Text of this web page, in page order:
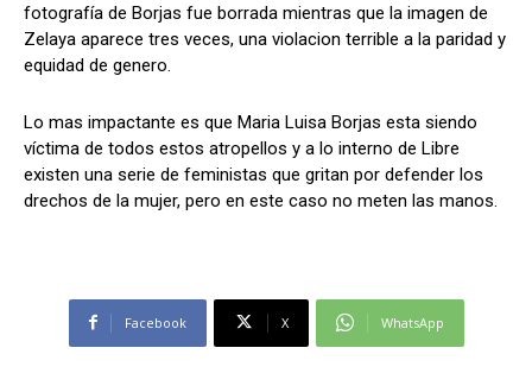
Facebook X WhatsApp
Síganos
Facebook X WhatsApp
Síganos
fotografía de Borjas fue borrada mientras que la imagen de
Zelaya aparece tres veces, una violacion terrible a la paridad y
equidad de genero.
Lo mas impactante es que Maria Luisa Borjas esta siendo
víctima de todos estos atropellos y a lo interno de Libre
existen una serie de feministas que gritan por defender los
drechos de la mujer, pero en este caso no meten las manos.
Facebook X WhatsApp